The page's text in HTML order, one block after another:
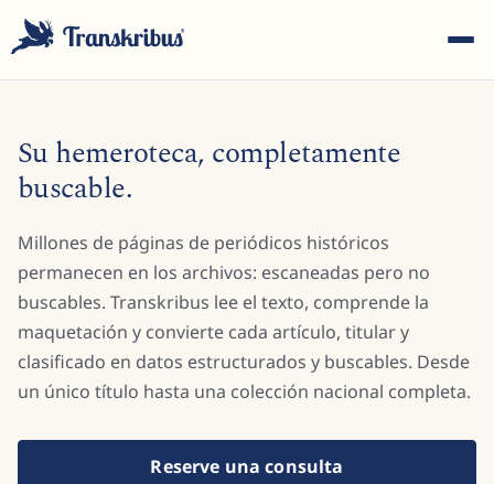
Empiece a escribir para buscar entre modelos, sites y
artículos del blog...
Su hemeroteca, completamente
buscable.
Millones de páginas de periódicos históricos
permanecen en los archivos: escaneadas pero no
buscables. Transkribus lee el texto, comprende la
maquetación y convierte cada artículo, titular y
clasificado en datos estructurados y buscables. Desde
un único título hasta una colección nacional completa.
Reserve una consulta